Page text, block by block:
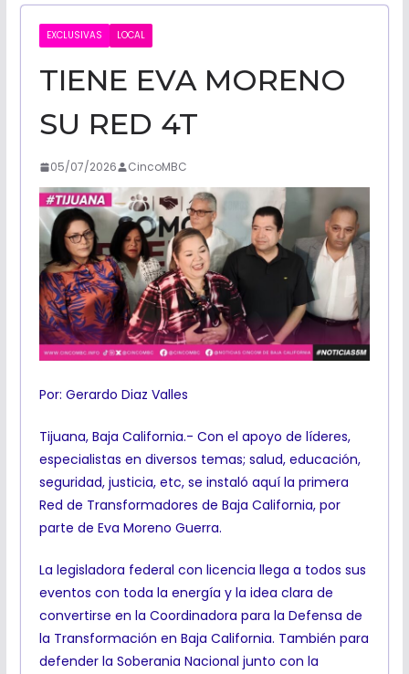
NOTICIAS
EXCLUSIVAS LOCAL
TIENE EVA MORENO
SU RED 4T
05/07/2026 CincoMBC
Por: Gerardo Diaz Valles
Tijuana, Baja California.- Con el apoyo de líderes,
especialistas en diversos temas; salud, educación,
seguridad, justicia, etc, se instaló aquí la primera
Red de Transformadores de Baja California, por
parte de Eva Moreno Guerra.
La legisladora federal con licencia llega a todos sus
eventos con toda la energía y la idea clara de
convertirse en la Coordinadora para la Defensa de
la Transformación en Baja California. También para
defender la Soberania Nacional junto con la